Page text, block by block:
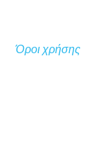
Όροι χρήσης